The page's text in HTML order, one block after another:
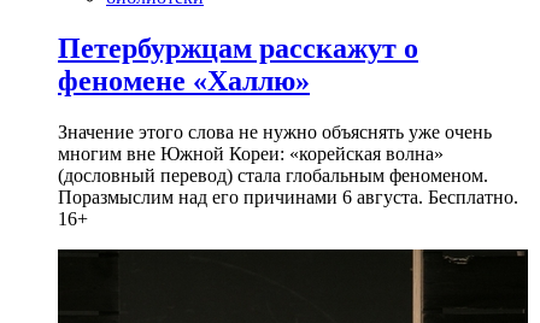
Петербуржцам расскажут о
феномене «Халлю»
Значение этого слова не нужно объяснять уже очень
многим вне Южной Кореи: «корейская волна»
(дословный перевод) стала глобальным феноменом.
Поразмыслим над его причинами 6 августа. Бесплатно.
16+